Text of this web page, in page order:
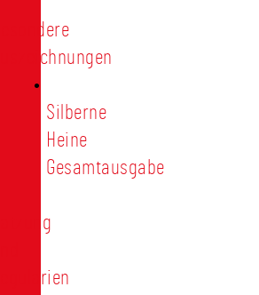
Besondere
Auszeichnungen
Silberne
Heine
Gesamtausgabe
Satzung
Regularien